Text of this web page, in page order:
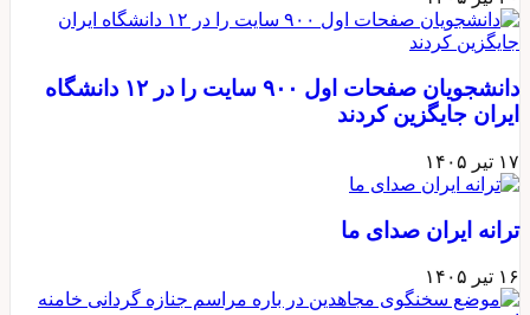
دانشجویان صفحات اول ۹۰۰ سایت را در ۱۲ دانشگاه
ایران جایگزین کردند
۱۷ تیر ۱۴۰۵
ترانه ایران صدای ما
۱۶ تیر ۱۴۰۵